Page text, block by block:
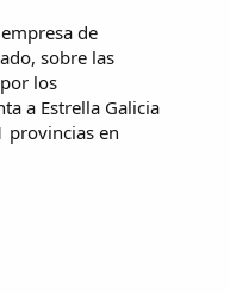
de
sobre las
los
a Estrella Galicia
provincias en